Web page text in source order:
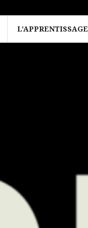
L’APPRENTISSAGE